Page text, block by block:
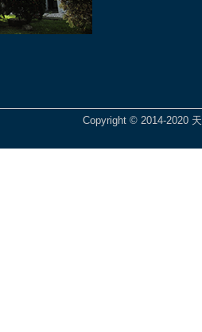
Copyright © 2014-2020